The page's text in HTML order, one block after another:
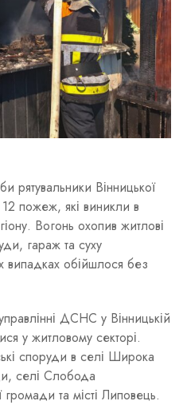
рятувальники Вінницької
12 пожеж, які виникли в
Вогонь охопив житлові
гараж та суху
випадках обійшлося без
ДСНС у Вінницькій
у житловому секторі.
споруди в селі Широка
селі Слобода
та місті Липовець.